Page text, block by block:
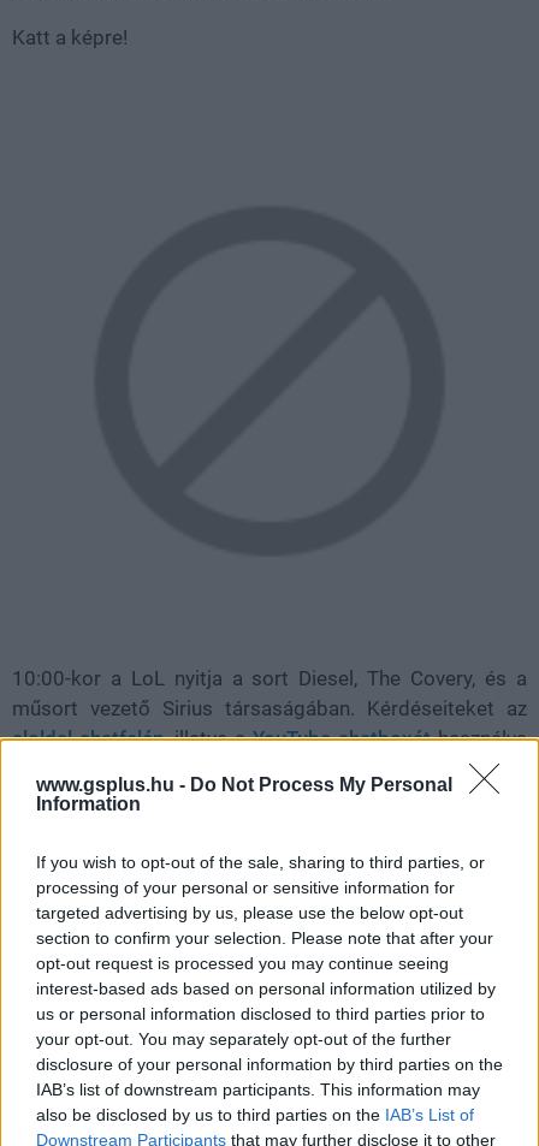
www.gsplus.hu - Do Not Process My Personal
Information
If you wish to opt-out of the sale, sharing to third parties, or
processing of your personal or sensitive information for
targeted advertising by us, please use the below opt-out
section to confirm your selection. Please note that after your
opt-out request is processed you may continue seeing
interest-based ads based on personal information utilized by
us or personal information disclosed to third parties prior to
your opt-out. You may separately opt-out of the further
disclosure of your personal information by third parties on the
IAB’s list of downstream participants. This information may
also be disclosed by us to third parties on the IAB’s List of
Downstream Participants that may further disclose it to other
Katt a képre!
10:00-kor a LoL nyitja a sort Diesel, The Covery, és a
műsort vezető Sirius társaságában. Kérdéseiteket az
aloldal chatfalán, illetve aYouTube chatboxáthasználva
tehetitek fel. Gyertek minél többen, nézzétek a műsort,
kérdezzetek a vendégektől, nyerjetek ajándékokat , de ne
Gaming Maratonönkénteseire, akik 24 órás
livestreamjük feléhez közelednek.
SMASH by Meló-Diák: Homok, zene és a nyár legjobb
hangulata – Jön a második forduló! (X)
Július végén folytatódik a balatoni strandröplabda-
sorozat.